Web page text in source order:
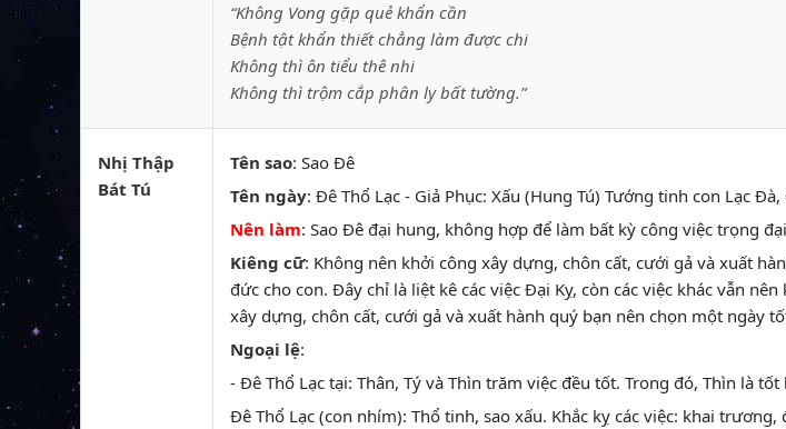
“Không Vong gặp quẻ khẩn cần
Bệnh tật khẩn thiết chẳng làm được chi
Không thì ôn tiểu thê nhi
Không thì trộm cắp phân ly bất tường.”
Nhị Thập
Bát Tú
Tên sao: Sao Đê
Tên ngày: Đê Thổ Lạc - Giả Phục: Xấu (Hung Tú) Tướng tinh con Lạc
Nên làm: Sao Đê đại hung, không hợp để làm bất kỳ công việc trọng
Kiêng cữ: Không nên khởi công xây dựng, chôn cất, cưới gả và xuất
đức cho con. Đây chỉ là liệt kê các việc Đại Kỵ, còn các việc khác vẫn
xây dựng, chôn cất, cưới gả và xuất hành quý bạn nên chọn một ngày
Ngoại lệ:
- Đê Thổ Lạc tại: Thân, Tý và Thìn trăm việc đều tốt. Trong đó, Thìn là
Đê Thổ Lạc (con nhím): Thổ tinh, sao xấu. Khắc kỵ các việc: khai